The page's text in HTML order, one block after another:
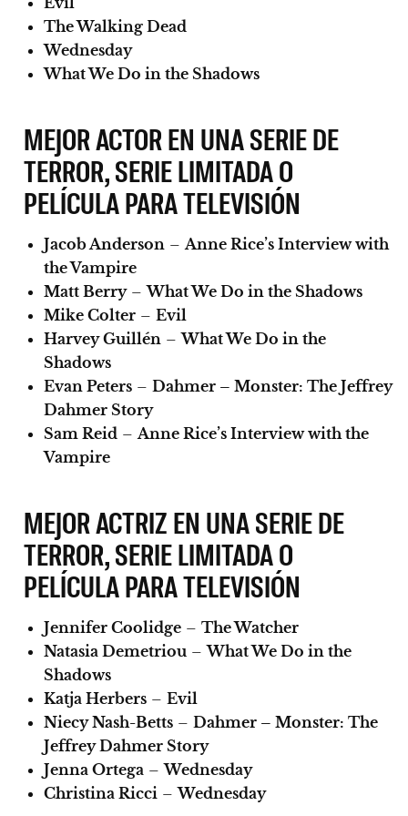
The Walking Dead
Wednesday
What We Do in the Shadows
MEJOR ACTOR EN UNA SERIE DE
TERROR, SERIE LIMITADA O
PELÍCULA PARA TELEVISIÓN
Jacob Anderson –Anne Rice’s Interview with
the Vampire
Matt Berry–What We Do in the Shadows
Mike Colter – Evil
Harvey Guillén –What We Do in the
Shadows
Evan Peters – Dahmer – Monster: The Jeffrey
Dahmer Story
Sam Reid –Anne Rice’s Interview with the
Vampire
MEJOR ACTRIZ EN UNA SERIE DE
TERROR, SERIE LIMITADA O
PELÍCULA PARA TELEVISIÓN
Jennifer Coolidge – The Watcher
Natasia Demetriou–What We Do in the
Shadows
Katja Herbers – Evil
Niecy Nash-Betts – Dahmer – Monster: The
Jeffrey Dahmer Story
Jenna Ortega –Wednesday
Christina Ricci –Wednesday